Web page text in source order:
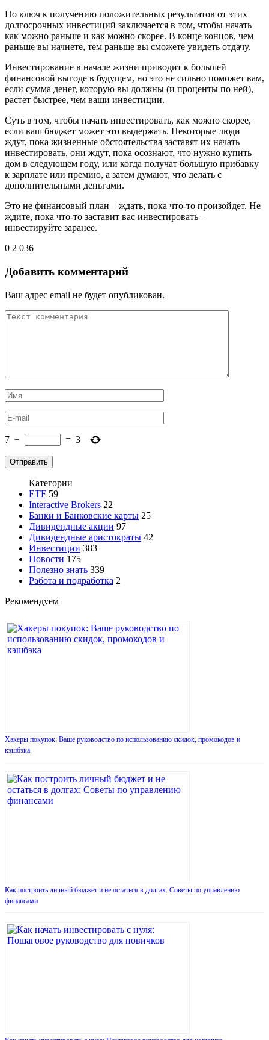
Но ключ к получению положительных результатов от этих
долгосрочных инвестиций заключается в том, чтобы начать
как можно раньше и как можно скорее. В конце концов, чем
раньше вы начнете, тем раньше вы сможете увидеть отдачу.
Инвестирование в начале жизни приводит к большей
финансовой выгоде в будущем, но это не сильно поможет вам,
если сумма денег, которую вы должны (и проценты по ней),
растет быстрее, чем ваши инвестиции.
Суть в том, чтобы начать инвестировать, как можно скорее,
если ваш бюджет может это выдержать. Некоторые люди
ждут, пока жизненные обстоятельства заставят их начать
инвестировать, они ждут, пока осознают, что нужно купить
дом в следующем году, или когда получат большую прибавку
к зарплате или премию, а затем думают, что делать с
дополнительными деньгами.
Это не финансовый план – ждать, пока что-то произойдет. Не
ждите, пока что-то заставит вас инвестировать –
инвестируйте заранее.
0 2 036
Добавить комментарий
Ваш адрес email не будет опубликован.
7 − = 3
Категории
ETF 59
Interactive Brokers 22
Банки и Банковские карты 25
Дивидендные акции 97
Дивидендные аристократы 42
Инвестиции 383
Новости 175
Полезно знать 339
Работа и подработка 2
Рекомендуем
Хакеры покупок: Ваше руководство по использованию скидок, промокодов и
кэшбэка
Как построить личный бюджет и не остаться в долгах: Советы по управлению
финансами